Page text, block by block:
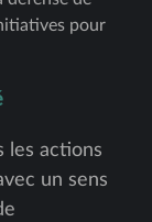
pour
les actions
un sens